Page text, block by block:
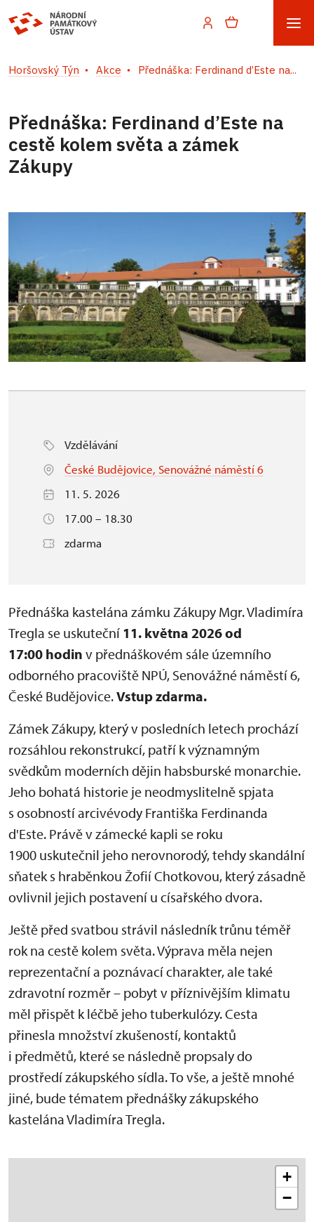
Horšovský Týn Akce Přednáška: Ferdinand d’Este na...
Přednáška: Ferdinand d’Este na
cestě kolem světa a zámek
Zákupy
Vzdělávání
České Budějovice, Senovážné náměstí 6
11. 5. 2026
17.00 – 18.30
zdarma
Přednáška kastelána zámku Zákupy Mgr. Vladimíra
Tregla se uskuteční 11. května 2026 od
17:00 hodin v přednáškovém sále územního
odborného pracoviště NPÚ, Senovážné náměstí 6,
České Budějovice.Vstup zdarma.
Zámek Zákupy, který v posledních letech prochází
rozsáhlou rekonstrukcí, patří k významným
svědkům moderních dějin habsburské monarchie.
Jeho bohatá historie je neodmyslitelně spjata
s osobností arcivévody Františka Ferdinanda
d'Este. Právě v zámecké kapli se roku
1900 uskutečnil jeho nerovnorodý, tehdy skandální
sňatek s hraběnkou Žofií Chotkovou, který zásadně
ovlivnil jejich postavení u císařského dvora.
Ještě před svatbou strávil následník trůnu téměř
rok na cestě kolem světa. Výprava měla nejen
reprezentační a poznávací charakter, ale také
zdravotní rozměr – pobyt v příznivějším klimatu
měl přispět k léčbě jeho tuberkulózy. Cesta
přinesla množství zkušeností, kontaktů
i předmětů, které se následně propsaly do
prostředí zákupského sídla. To vše, a ještě mnohé
jiné, bude tématem přednášky zákupského
kastelána Vladimíra Tregla.
+
−